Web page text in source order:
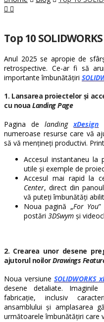
Top 10
Anul 2025 se apropie de
retrospective. Ce-ar fi să
importante îmbunătățiri
1. Lansarea proiectelor și
cu nouaLanding Page
Pagina delandingxDesign
numeroase resurse care vă
să vă mențineți productivi.
Accesul instantaneu la
utile și exemple de
Accesul mai rapid la
Center, direct din
vă puteți îmbunătăți
Noua pagină „For You
postări 3DSwym și
2. Crearea unor desene
ajutorul noilorDrawings
Noua versiuneSOLIDWORKS
desene detaliate.
fabricație, inclusiv
ansamblului și amplasarea
următoarele îmbunătățiri care